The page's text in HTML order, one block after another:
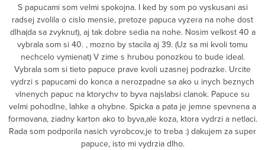
S papucami som velmi spokojna. I ked by som po vyskusani asi
radsej zvolila o cislo mensie, pretoze papuca vyzera na nohe dost
dlha(da sa zvyknut), aj tak dobre sedia na nohe. Nosim velkost 40 a
vybrala som si 40. , mozno by stacila aj 39. (Uz sa mi kvoli tomu
nechcelo vymienat) V zime s hrubou ponozkou to bude ideal.
Vybrala som si tieto papuce prave kvoli uzasnej podrazke. Urcite
vydrzi s papucami do konca a nerozpadne sa ako u inych beznych
vlnenych papuc na ktorychv to byva najslabsi clanok. Papuce su
velmi pohodlne, lahke a ohybne. Spicka a pata je jemne spevnena a
formovana, ziadny karton ako to byva,ale koza, ktora vydrzi a netlaci.
Rada som podporila nasich vyrobcov,je to treba :) dakujem za super
papuce, isto mi vydrzia dlho.